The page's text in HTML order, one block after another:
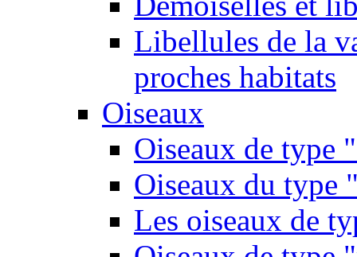
Libellules de la
proches habitats
Oiseaux
Oiseaux de type
Oiseaux du type
Les oiseaux de